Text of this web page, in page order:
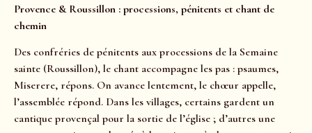
Provence & Roussillon : processions, pénitents et chant de
chemin
Des confréries de pénitents aux processions de la Semaine
sainte (Roussillon), le chant accompagne les pas : psaumes,
Miserere, répons. On avance lentement, le chœur appelle,
l’assemblée répond. Dans les villages, certains gardent un
cantique provençal pour la sortie de l’église ; d’autres une